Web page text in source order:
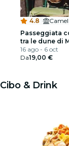
4.8 ·
Passeggiata
tra le dune di
16 ago - 6 oct
Da19,00 €
Cibo & Drink